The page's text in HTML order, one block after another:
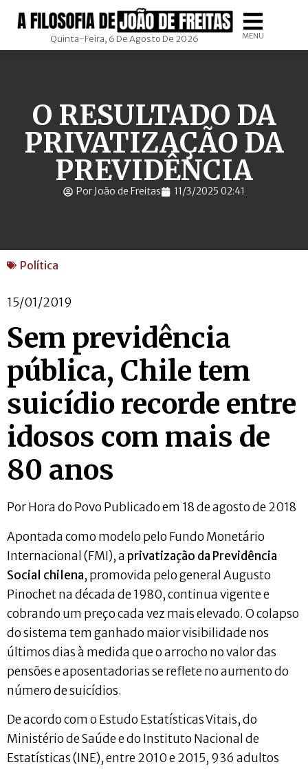
Quinta-Feira, 6 De Agosto De 2026 MENU
O RESULTADO DA
PRIVATIZAÇÃO DA
PREVIDÊNCIA
Por João de Freitas 11/3/2025 02:41
Política
15/01/2019
Sem previdência
pública, Chile tem
suicídio recorde entre
idosos com mais de
80 anos
Por Hora do Povo Publicado em 18 de agosto de 2018
Apontada como modelo pelo Fundo Monetário
Internacional (FMI), a privatização da Previdência
Social chilena, promovida pelo general Augusto
Pinochet na década de 1980, continua vigente e
cobrando um preço cada vez mais elevado. O colapso
do sistema tem ganhado maior visibilidade nos
últimos dias à medida que o arrocho no valor das
pensões e aposentadorias se reflete no aumento do
número de suicídios.
De acordo com o Estudo Estatísticas Vitais, do
Ministério de Saúde e do Instituto Nacional de
Estatísticas (INE), entre 2010 e 2015, 936 adultos